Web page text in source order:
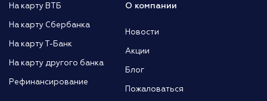
На карту ВТБ
На карту Сбербанка
На карту Т-Банк
На карту другого банка
Рефинансирование
О компании
Новости
Акции
Блог
Пожаловаться